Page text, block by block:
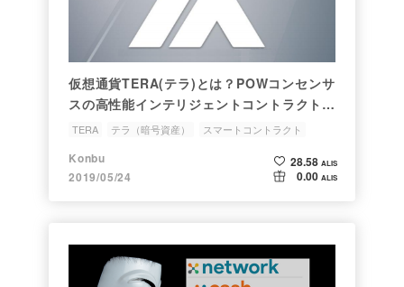
仮想通貨TERA(テラ)とは？POWコンセンサ
スの高性能インテリジェントコントラクトプ
ラットフォームを解説☆
TERA テラ（暗号資産）
スマートコントラクト
分散型取引所
Konbu
2019/05/24
28.58 ALIS
0.00 ALIS